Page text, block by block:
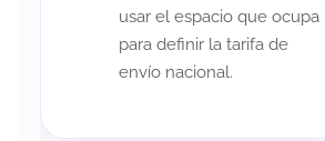
usar el espacio que ocupa
para definir la tarifa de
envío nacional.